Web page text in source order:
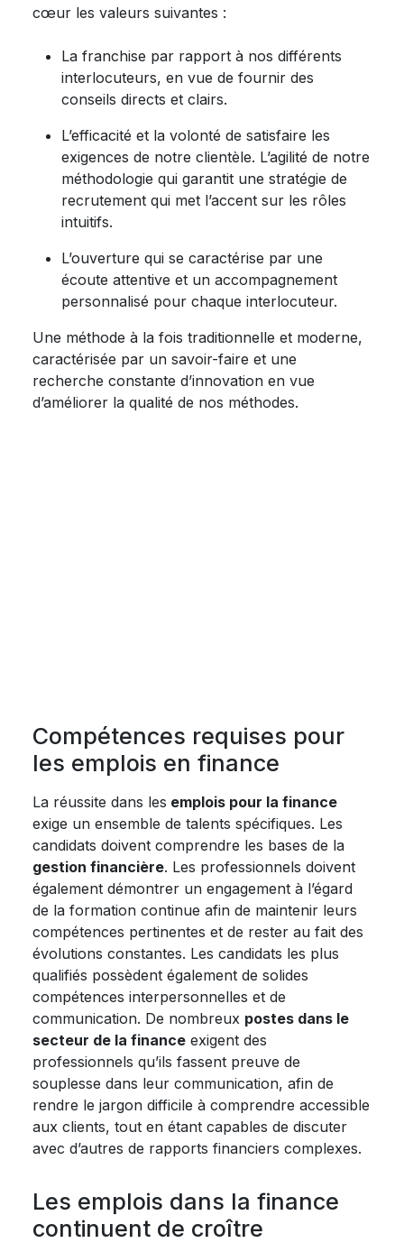
cœur les valeurs suivantes :
La franchise par rapport à nos différents
interlocuteurs, en vue de fournir des
conseils directs et clairs.
L’efficacité et la volonté de satisfaire les
exigences de notre clientèle. L’agilité de notre
méthodologie qui garantit une stratégie de
recrutement qui met l’accent sur les rôles
intuitifs.
L’ouverture qui se caractérise par une
écoute attentive et un accompagnement
personnalisé pour chaque interlocuteur.
Une méthode à la fois traditionnelle et moderne,
caractérisée par un savoir-faire et une
recherche constante d’innovation en vue
d’améliorer la qualité de nos méthodes.
Compétences requises pour
les emplois en finance
La réussite dans les emplois pour la finance
exige un ensemble de talents spécifiques. Les
candidats doivent comprendre les bases de la
gestion financière. Les professionnels doivent
également démontrer un engagement à l’égard
de la formation continue afin de maintenir leurs
compétences pertinentes et de rester au fait des
évolutions constantes. Les candidats les plus
qualifiés possèdent également de solides
compétences interpersonnelles et de
communication. De nombreux postes dans le
secteur de la finance exigent des
professionnels qu’ils fassent preuve de
souplesse dans leur communication, afin de
rendre le jargon difficile à comprendre accessible
aux clients, tout en étant capables de discuter
avec d’autres de rapports financiers complexes.
Les emplois dans la finance
continuent de croître